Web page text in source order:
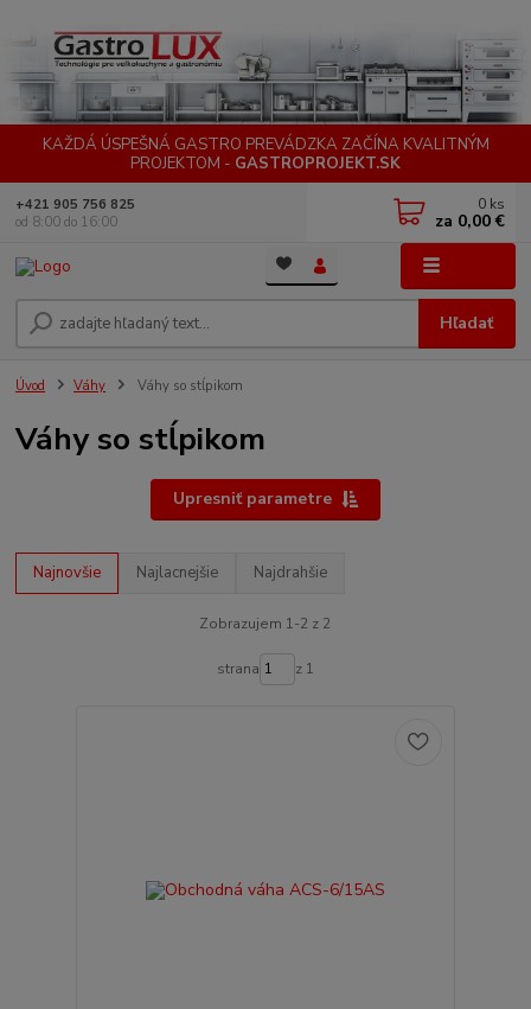
KAŽDÁ ÚSPEŠNÁ GASTRO PREVÁDZKA ZAČÍNA KVALITNÝM
PROJEKTOM - GASTROPROJEKT.SK
Hľadať
+421 905 756 825
od 8:00 do 16:00
0 ks
za 0,00 €
Úvod Váhy Váhy so stĺpikom
Váhy so stĺpikom
Upresniť parametre
Najnovšie Najlacnejšie Najdrahšie
Zobrazujem 1-2 z 2
strana z 1